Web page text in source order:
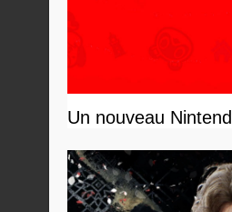
Un nouveau